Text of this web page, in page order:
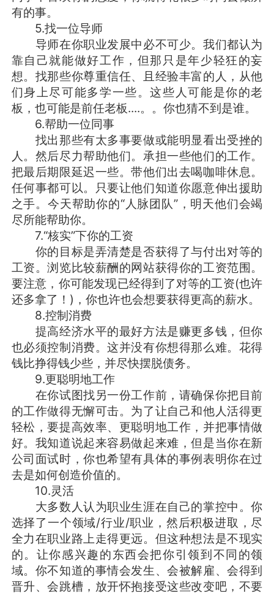
有的事。
5.找一位导师
导师在你职业发展中必不可少。我们都认为
靠自己就能做好工作，但那只是年少轻狂的妄
想。找那些你尊重信任、且经验丰富的人，从他
们身上尽可能多学一些。这些人可能是你的老
板，也可能是前任老板....。。你也猜不到是谁。
6.帮助一位同事
找出那些有太多事要做或能明显看出受挫的
人。然后尽力帮助他们。承担一些他们的工作。
把最后期限延迟一些。带他们出去喝咖啡休息。
任何事都可以。只要让他们知道你愿意伸出援助
之手。今天帮助你的“人脉团队”，明天他们会竭
尽所能帮助你。
7.“核实”下你的工资
你的目标是弄清楚是否获得了与付出对等的
工资。浏览比较薪酬的网站获得你的工资范围。
要注意，你可能发现已经得到了对等的工资(也许
还多拿了！)，你也许也会想要获得更高的薪水。
8.控制消费
提高经济水平的最好方法是赚更多钱，但你
也必须控制消费。这并没有你想得那么难。花得
钱比挣得钱少些，并尽快摆脱债务。
9.更聪明地工作
在你试图找另一份工作前，请确保你把目前
的工作做得无懈可击。为了让自己和他人活得更
轻松，要提高效率、更聪明地工作，并把事情做
好。我知道说起来容易做起来难，但是当你在新
公司面试时，你也希望有具体的事例表明你在过
去是如何创造价值的。
10.灵活
大多数人认为职业生涯在自己的掌控中。你
选择了一个领域/行业/职业，然后积极进取，尽
全力在职业路上走得更远。但这种想法是不现实
的。让你感兴趣的东西会把你引领到不同的领
域。你不知道的事情会发生、会被解雇、会得到
晋升、会跳槽，放开怀抱接受这些改变吧，不要